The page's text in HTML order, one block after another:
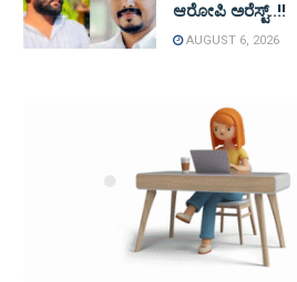
ಆರೋಪಿ ಅರೆಸ್ಟ್‌..!!
AUGUST 6, 2026